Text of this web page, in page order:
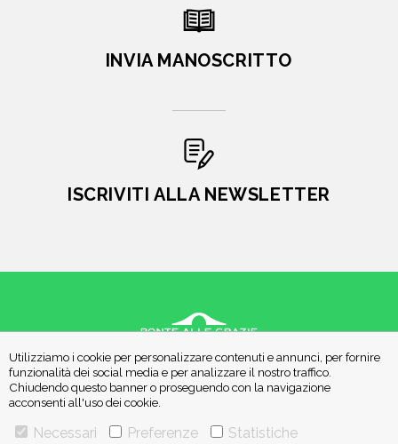
Utilizziamo i cookie per personalizzare contenuti e annunci, per fornire
funzionalità dei social media e per analizzare il nostro traffico.
Chiudendo questo banner o proseguendo con la navigazione
acconsenti all'uso dei cookie.
Necessari Preferenze Statistiche
INVIA MANOSCRITTO
ISCRIVITI ALLA NEWSLETTER
VIA GHERARDINI 10 - 20145 MILANO
E-MAIL:INFO@PONTEALLEGRAZIE.IT
TELEFONO0234597626
P. IVA12630510159